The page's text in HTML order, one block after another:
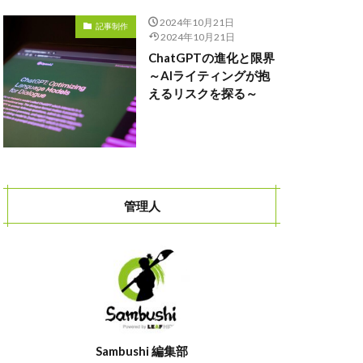
記事制作
2024年10月21日
2024年10月21日
ChatGPTの進化と限界
～AIライティングが抱
えるリスクを探る～
管理人
Sambushi 編集部